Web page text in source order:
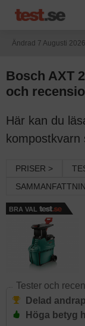
Ändrad 7 Augusti 2026
Bosch AXT
och
Här kan du
PRISER >
BRA VAL
Tester och
Delad
Höga betyg